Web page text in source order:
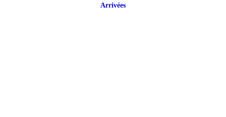
Arrivées